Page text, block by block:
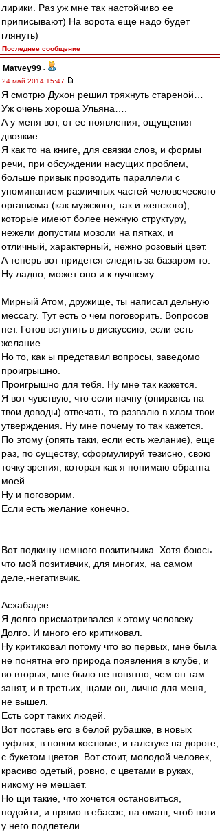
лирики. Раз уж мне так настойчиво ее
приписывают) На ворота еще надо будет
глянуть)
Последнее сообщение
Matvey99 -
24 май 2014 15:47
Я смотрю Духон решил тряхнуть стареной…
Уж очень хороша Ульяна….
А у меня вот, от ее появления, ощущения
двоякие.
Я как то на книге, для связки слов, и формы
речи, при обсуждении насущих проблем,
больше привык проводить параллели с
упоминанием различных частей человеческого
организма (как мужского, так и женского),
которые имеют более нежную структуру,
нежели допустим мозоли на пятках, и
отличный, характерный, нежно розовый цвет.
А теперь вот придется следить за базаром то.
Ну ладно, может оно и к лучшему.
Мирный Атом, дружище, ты написал дельную
мессагу. Тут есть о чем поговорить. Вопросов
нет. Готов вступить в дискуссию, если есть
желание.
Но то, как ы представил вопросы, заведомо
проигрышно.
Проигрышно для тебя. Ну мне так кажется.
Я вот чувствую, что если начну (опираясь на
твои доводы) отвечать, то развалю в хлам твои
утверждения. Ну мне почему то так кажется.
По этому (опять таки, если есть желание), еще
раз, по существу, сформулируй тезисно, свою
точку зрения, которая как я понимаю обратна
моей.
Ну и поговорим.
Если есть желание конечно.
Вот подкину немного позитивчика. Хотя боюсь
что мой позитивчик, для многих, на самом
деле,-негативчик.
Асхабадзе.
Я долго присматривался к этому человеку.
Долго. И много его критиковал.
Ну критиковал потому что во первых, мне была
не понятна его природа появления в клубе, и
во вторых, мне было не понятно, чем он там
занят, и в третьих, щами он, лично для меня,
не вышел.
Есть сорт таких людей.
Вот поставь его в белой рубашке, в новых
туфлях, в новом костюме, и галстуке на дороге,
с букетом цветов. Вот стоит, молодой человек,
красиво одетый, ровно, с цветами в руках,
никому не мешает.
Но щи такие, что хочется остановиться,
подойти, и прямо в ебасос, на омаш, чтоб ноги
у него подлетели.